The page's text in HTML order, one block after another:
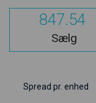
847.54
Sælg
Spread pr. enhed